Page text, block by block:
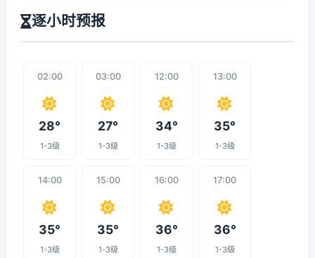
逐小时预报
02:00
28°
1-3级
03:00
27°
1-3级
12:00
34°
1-3级
13:00
35°
1-3级
14:00
35°
1-3级
15:00
35°
1-3级
16:00
36°
1-3级
17:00
36°
1-3级